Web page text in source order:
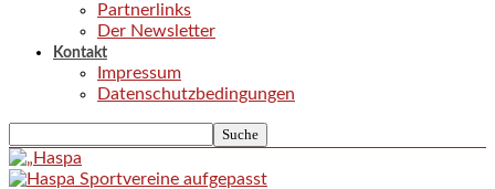
Partnerlinks
Der Newsletter
Kontakt
Impressum
Datenschutzbedingungen